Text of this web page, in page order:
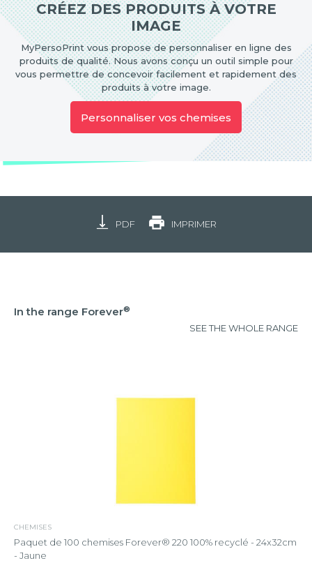
CRÉEZ DES PRODUITS À VOTRE
IMAGE
MyPersoPrint vous propose de personnaliser en ligne des
produits de qualité. Nous avons conçu un outil simple pour
vous permettre de concevoir facilement et rapidement des
produits à votre image.
Personnaliser vos chemises
PDF IMPRIMER
In the range Forever®
SEE THE WHOLE RANGE
CHEMISES
Paquet de 100 chemises Forever® 220 100% recyclé - 24x32cm
- Jaune